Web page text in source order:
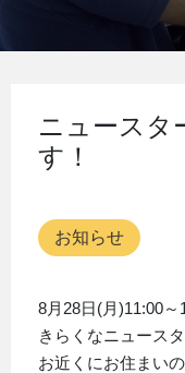
ニュースタ
す！
お知らせ
8月28日(月)11:00
きらくなニュース
お近くにお住まい